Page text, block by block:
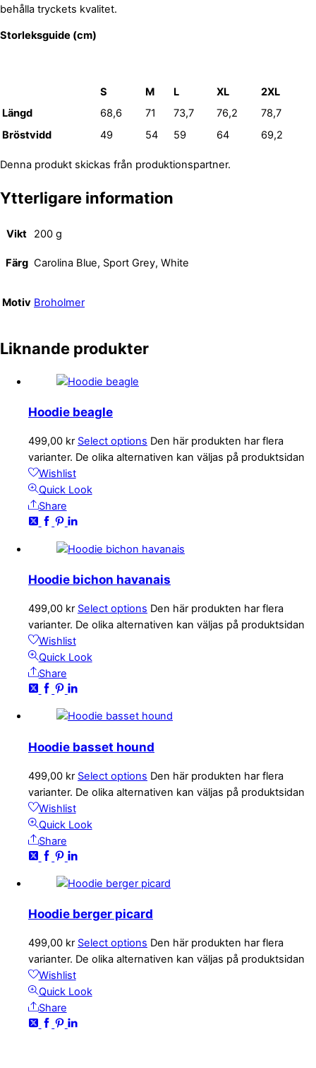
behålla tryckets kvalitet.
Storleksguide (cm)
S M L XL
2XL
Längd
68,6 71 73,7 76,2
78,7
Bröstvidd
49 54 59 64 69,2
Denna produkt skickas från produktionspartner.
Ytterligare information
Vikt 200 g
Färg Carolina Blue, Sport Grey, White
Motiv Broholmer
Liknande produkter
Hoodie beagle
499,00 kr Select options Den här produkten har flera
varianter. De olika alternativen kan väljas på produktsidan
Wishlist
Quick Look
Share
Hoodie bichon havanais
499,00 kr Select options Den här produkten har flera
varianter. De olika alternativen kan väljas på produktsidan
Wishlist
Quick Look
Share
Hoodie basset hound
499,00 kr Select options Den här produkten har flera
varianter. De olika alternativen kan väljas på produktsidan
Wishlist
Quick Look
Share
Hoodie berger picard
499,00 kr Select options Den här produkten har flera
varianter. De olika alternativen kan väljas på produktsidan
Wishlist
Quick Look
Share